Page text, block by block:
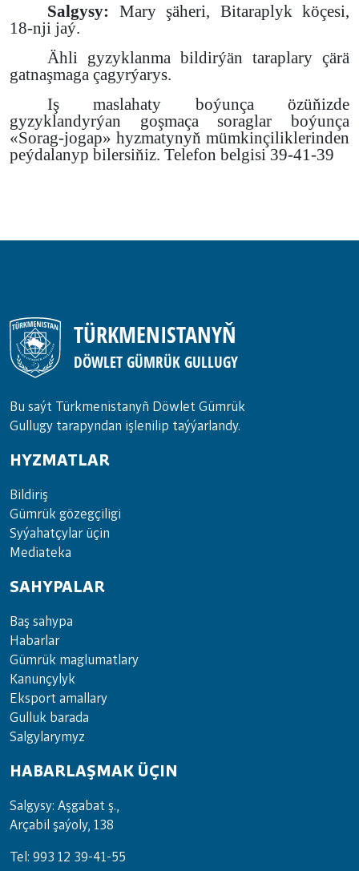
Salgysy: Mary şäheri, Bitaraplyk köçesi,
18-nji jaý.
Ähli gyzyklanma bildirýän taraplary çärä
gatnaşmaga çagyrýarys.
Iş maslahaty boýunça özüňizde
gyzyklandyrýan goşmaça soraglar boýunça
«Sorag-jogap» hyzmatynyň mümkinçiliklerinden
peýdalanyp bilersiňiz. Telefon belgisi 39-41-39
TÜRKMENISTANYŇ
DÖWLET GÜMRÜK GULLUGY
Bu saýt Türkmenistanyñ Döwlet Gümrük
Gullugy tarapyndan işlenilip taýýarlandy.
HYZMATLAR
Bil­di­riş
Güm­rük gö­zeg­çi­li­gi
Sy­ýa­hat­çy­lar ü­çin
Media­teka
SAHYPALAR
Baş sahypa
Habarlar
Gümrük maglumatlary
Kanunçylyk
Eksport amallary
Gulluk barada
Salgylarymyz
HABARLAŞMAK ÜÇIN
Salgysy: Aşgabat ş.,
Arçabil şaýoly, 138
Tel: 993 12 39-41-55